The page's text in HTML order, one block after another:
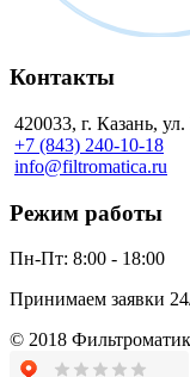
Контакты
420033, г. Казань,
+7 (843) 240-10-18
info@filtromatica.ru
Режим работы
Пн-Пт: 8:00 - 18:00
Принимаем заявки
© 2018